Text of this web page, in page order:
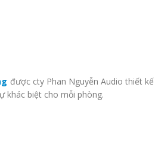
được cty Phan Nguyễn Audio thiết
khác biệt cho mỗi phòng.